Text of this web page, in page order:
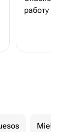
работу
Miel